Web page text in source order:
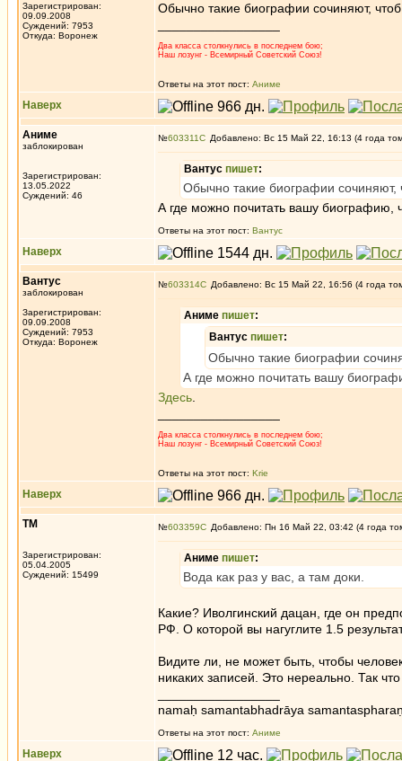
Зарегистрирован:
09.09.2008
Суждений: 7953
Откуда: Воронеж
Обычно такие биографии сочиняют,
Два класса столкнулись в последнем бою;
Наш лозунг - Всемирный Советский Союз!
Ответы на этот пост: Аниме
Наверх
Аниме
заблокирован
Зарегистрирован:
13.05.2022
Суждений: 46
№603311 Добавлено: Вс 15 Май 22, 16:13 (4 года
Вантус пишет:
Обычно такие биографии сочиняют,
А где можно почитать вашу биографию,
Ответы на этот пост: Вантус
Наверх
Вантус
заблокирован
Зарегистрирован:
09.09.2008
Суждений: 7953
Откуда: Воронеж
№603314 Добавлено: Вс 15 Май 22, 16:56 (4 года
Аниме пишет:
Вантус пишет:
Обычно такие биографии
А где можно почитать вашу
Здесь
Два класса столкнулись в последнем бою;
Наш лозунг - Всемирный Советский Союз!
Ответы на этот пост: Krie
Наверх
ТМ
Зарегистрирован:
05.04.2005
Суждений: 15499
№603359 Добавлено: Пн 16 Май 22, 03:42 (4 года
Аниме пишет:
Вода как раз у вас, а там доки.
Какие? Иволгинский дацан, где он
РФ. О которой вы нагуглите 1.5
Видите ли, не может быть, чтобы
никаких записей. Это нереально. Так
namaḥ samantabhadrāya
Ответы на этот пост: Аниме
Наверх